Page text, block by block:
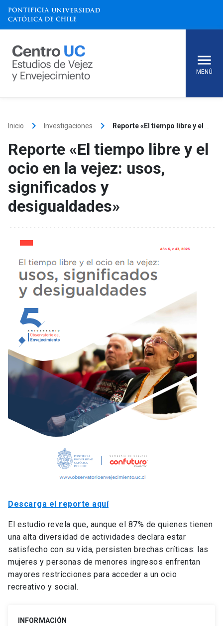
Skip
content
MENÚ
Inicio keyboard_arrow_right Investigaciones keyboard_arrow_right
Reporte «El tiempo libre y el
ocio en la vejez: usos,
significados y
desigualdades»
Descarga el reporte aquí
El estudio revela que, aunque el 87% de quienes tienen
una alta diversidad de actividades declara estar
satisfecho con su vida, persisten brechas críticas: las
mujeres y personas de menores ingresos enfrentan
mayores restricciones para acceder a un ocio
recreativo y social.
INFORMACIÓN